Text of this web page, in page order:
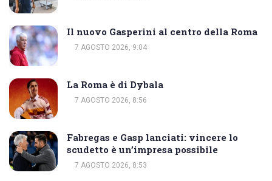
Il nuovo Gasperini al centro della Roma
7 AGOSTO 2026, 9:04
La Roma è di Dybala
7 AGOSTO 2026, 8:56
Fabregas e Gasp lanciati: vincere lo
scudetto è un’impresa possibile
7 AGOSTO 2026, 8:53